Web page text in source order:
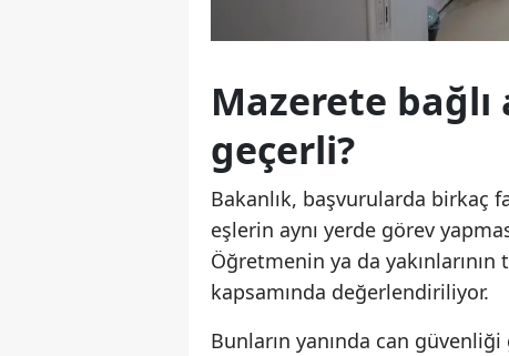
Mazerete
geçerli?
Bakanlık, başvurularda birkaç
eşlerin aynı yerde görev
Öğretmenin ya da
kapsamında değerlendiriliyor.
Bunların yanında can